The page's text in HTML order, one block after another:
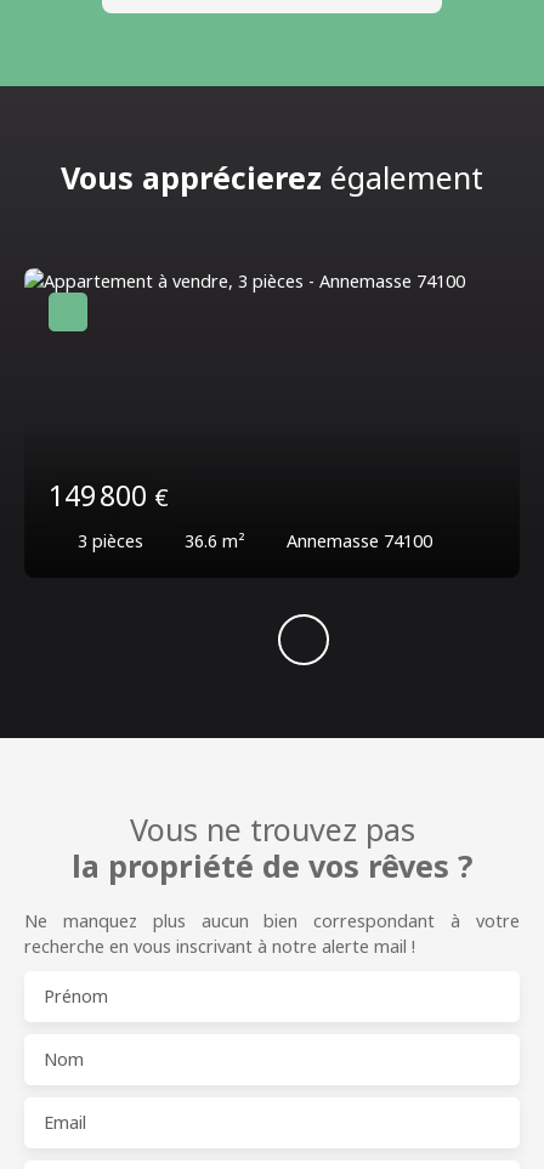
Vous apprécierez également
149 800 €
3 pièces 36.6 m² Annemasse 74100
Vous ne trouvez pas
la propriété de vos rêves ?
Ne manquez plus aucun bien correspondant à votre
recherche en vous inscrivant à notre alerte mail !
Prénom
Nom
Email